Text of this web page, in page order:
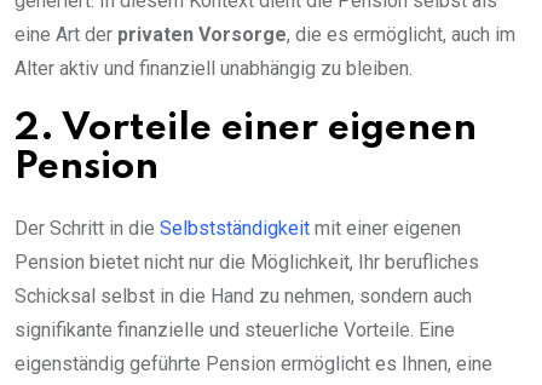
eine Art der privaten Vorsorge, die es ermöglicht, auch im
Alter aktiv und finanziell unabhängig zu bleiben.
2. Vorteile einer eigenen
Pension
Der Schritt in die Selbstständigkeit mit einer eigenen
Pension bietet nicht nur die Möglichkeit, Ihr berufliches
Schicksal selbst in die Hand zu nehmen, sondern auch
signifikante finanzielle und steuerliche Vorteile. Eine
eigenständig geführte Pension ermöglicht es Ihnen, eine